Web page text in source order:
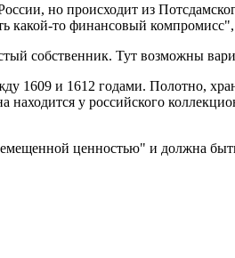
но происходит из
какой-то финансовый
собственник. Тут возможны
1609 и 1612 годами. Полотно,
находится у российского
ценностью" и должна